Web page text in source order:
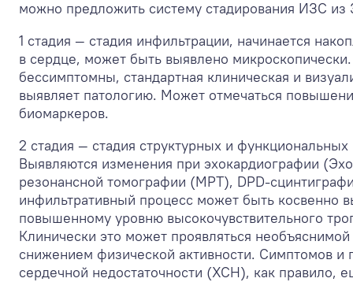
можно предложить систему стадирования ИЗС из
1 стадия — стадия инфильтрации, начинается
в сердце, может быть выявлено
бессимптомны, стандартная клиническая и
выявляет патологию. Может отмечаться
биомаркеров.
2 стадия — стадия структурных и
Выявляются изменения при эхокардиографии
резонансной томографии (МРТ), DPD-
инфильтративный процесс может быть косвенно
повышенному уровню высокочувствительного
Клинически это может проявляться
снижением физической активности. Симптомов и
сердечной недостаточности (ХСН), как правило,